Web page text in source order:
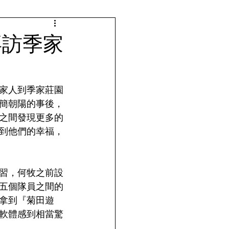
季家
人到季家莊園
朝陽的事後，
間發現更多的
他們的幸福，
，何牧之前設
個隊員之間的
到『菊田遊
體感到相當驚